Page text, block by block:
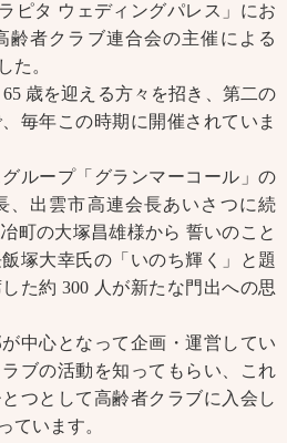
ピタ ウェディングパレス」にお
齢者クラブ連合会の主催による
た。
65 歳を迎える方々を招き、第二の
毎年この時期に開催されていま
ループ「グランマーコール」の
、出雲市高連会長あいさつに続
町の大塚昌雄様から 誓いのこと
塚大幸氏の「いのち輝く」と題
た約 300 人が新たな門出への思
中心となって企画・運営してい
ブの活動を知ってもらい、これ
つとして高齢者クラブに入会し
ています。